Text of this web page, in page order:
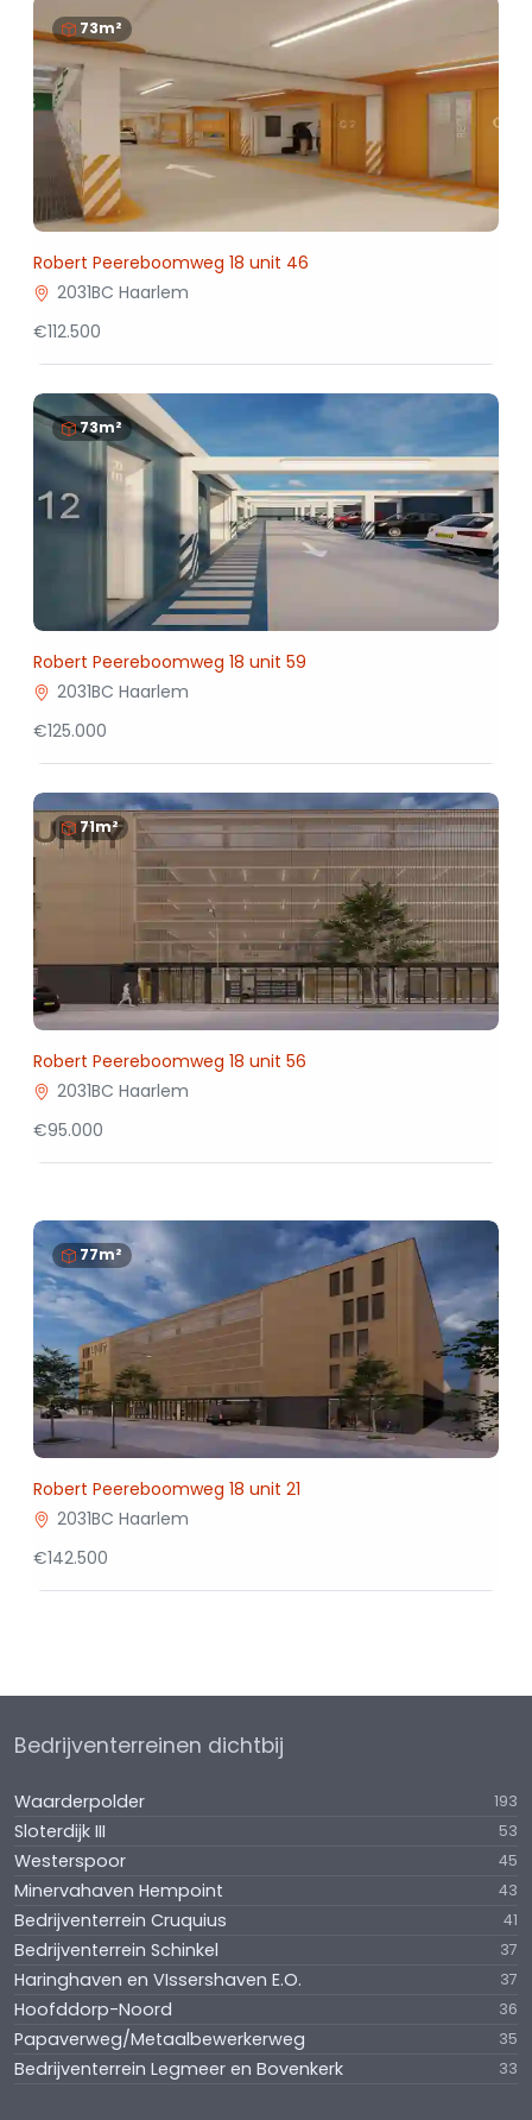
73m²
Robert Peereboomweg 18 unit 46
2031BC Haarlem
€112.500
73m²
Robert Peereboomweg 18 unit 59
2031BC Haarlem
€125.000
71m²
Robert Peereboomweg 18 unit 56
2031BC Haarlem
€95.000
77m²
Robert Peereboomweg 18 unit 21
2031BC Haarlem
€142.500
Bedrijventerreinen dichtbij
Waarderpolder 193
Sloterdijk III 53
Westerspoor 45
Minervahaven Hempoint 43
Bedrijventerrein Cruquius 41
Bedrijventerrein Schinkel 37
Haringhaven en VIssershaven E.O. 37
Hoofddorp-Noord 36
Papaverweg/Metaalbewerkerweg 35
Bedrijventerrein Legmeer en Bovenkerk 33